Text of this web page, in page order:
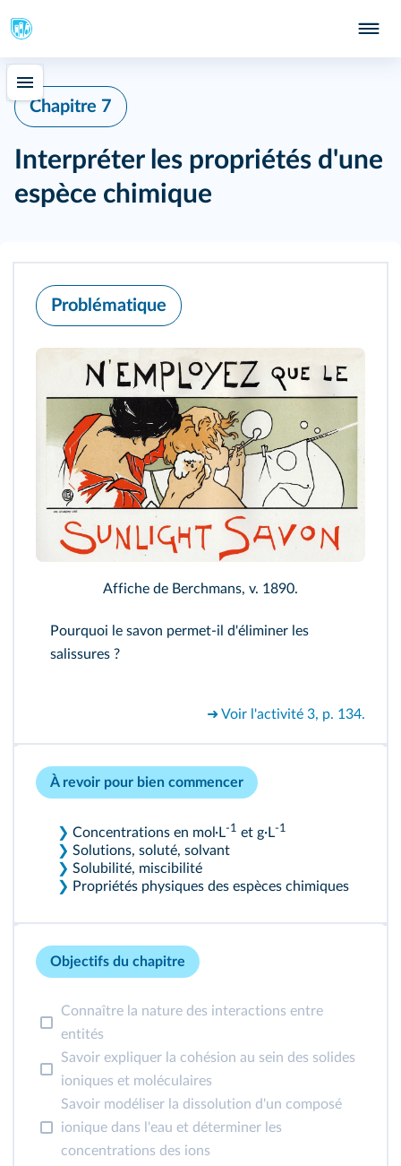
Chapitre 7
Interpréter les propriétés d'une
espèce chimique
Problématique
Affiche de Berchmans, v. 1890.
Pourquoi le savon permet-il d'éliminer les
salissures ?
➜ Voir l'activité 3, p. 134.
À revoir pour bien commencer
❯ Concentrations en mol·L-1 et g·L-1
❯ Solutions, soluté, solvant
❯ Solubilité, miscibilité
❯ Propriétés physiques des espèces chimiques
Objectifs du chapitre
Connaître la nature des interactions entre
entités
Savoir expliquer la cohésion au sein des solides
ioniques et moléculaires
Savoir modéliser la dissolution d'un composé
ionique dans l'eau et déterminer les
concentrations des ions